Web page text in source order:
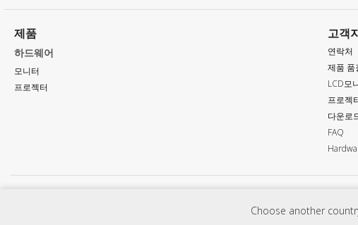
Choose another
제품
하드웨어
모니터
프로젝터
고객
연락처
제품 품
LCD모
프로젝
다운로
FAQ
프로그램, 사양, 가격 및 가용성은 예고없이 변경 될 수 있습니다. 선택, 제안